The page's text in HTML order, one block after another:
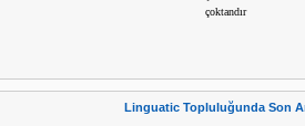
çoktandır
Linguatic Topluluğunda Son